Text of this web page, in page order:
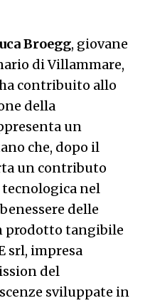
Broegg, giovane
di Villammare,
contribuito allo
della
un
che, dopo il
un contributo
nel
delle
prodotto tangibile
srl, impresa
del
sviluppate in